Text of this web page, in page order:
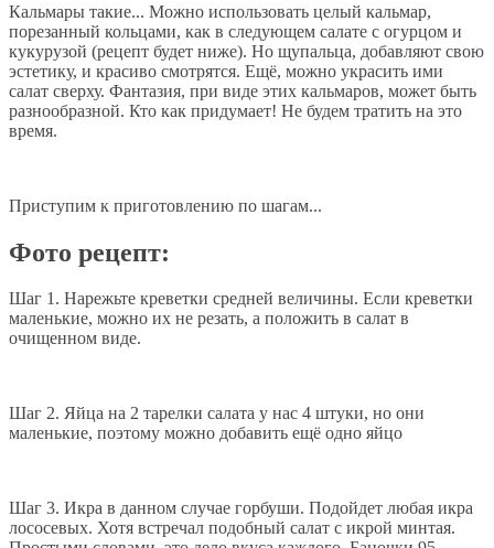
Кальмары такие... Можно использовать целый кальмар,
порезанный кольцами, как в следующем салате с огурцом и
кукурузой (рецепт будет ниже). Но щупальца, добавляют свою
эстетику, и красиво смотрятся. Ещё, можно украсить ими
салат сверху. Фантазия, при виде этих кальмаров, может быть
разнообразной. Кто как придумает! Не будем тратить на это
время.
Приступим к приготовлению по шагам...
Фото рецепт:
Шаг 1. Нарежьте креветки средней величины. Если креветки
маленькие, можно их не резать, а положить в салат в
очищенном виде.
Шаг 2. Яйца на 2 тарелки салата у нас 4 штуки, но они
маленькие, поэтому можно добавить ещё одно яйцо
Шаг 3. Икра в данном случае горбуши. Подойдет любая икра
лососевых. Хотя встречал подобный салат с икрой минтая.